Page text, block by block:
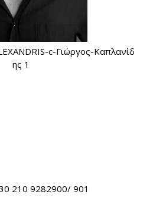
c-Γιώργος-Καπλανίδ
ης 1
210 9282900/ 901